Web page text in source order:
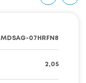
MDSAG-07HRFN8
2,05